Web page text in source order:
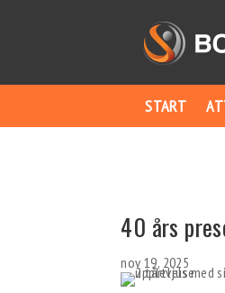
START
40 års
nov 19, 2025